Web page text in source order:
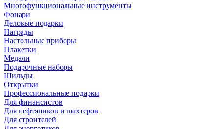
Многофункциональные инструменты
Фонари
Деловые подарки
Награды
Настольные приборы
Плакетки
Медали
Подарочные наборы
Шильды
Открытки
Профессиональные подарки
Для финансистов
Для нефтяников и шахтеров
Для строителей